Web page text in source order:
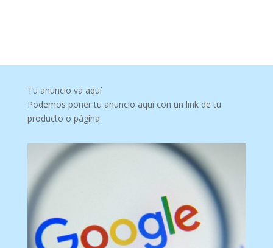
Tu anuncio va aquí
Podemos poner tu anuncio aquí con un link de tu
producto o página